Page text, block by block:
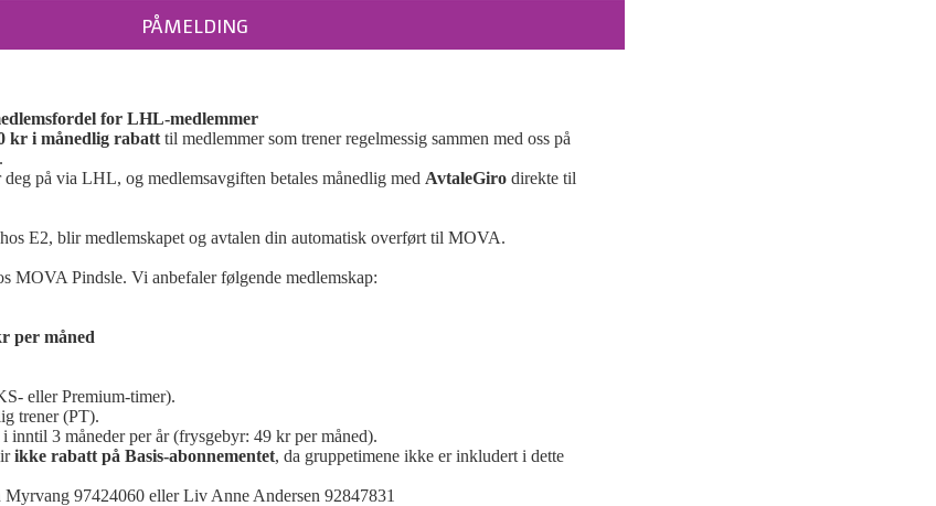
PÅMELDING
for LHL-medlemmer
kr i månedlig rabatt til medlemmer som trener regelmessig sammen med oss på
deg på via LHL, og medlemsavgiften betales månedlig med AvtaleGiro direkte til
E2, blir medlemskapet og avtalen din automatisk overført til MOVA.
MOVA Pindsle. Vi anbefaler følgende medlemskap:
per måned
eller Premium-timer).
trener (PT).
inntil 3 måneder per år (frysgebyr: 49 kr per måned).
ikke rabatt på Basis-abonnementet, da gruppetimene ikke er inkludert i dette
Myrvang 97424060 eller Liv Anne Andersen 92847831